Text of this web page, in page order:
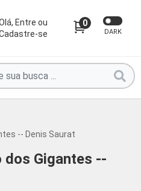
Entre ou
se
0
DARK
-- Denis Saurat
dos Gigantes --